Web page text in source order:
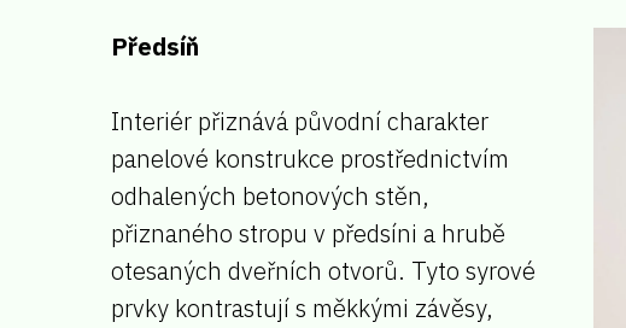
Předsíň
Interiér přiznává původní charakter
panelové konstrukce prostřednictvím
odhalených betonových stěn,
přiznaného stropu v předsíni a hrubě
otesaných dveřních otvorů. Tyto syrové
prvky kontrastují s měkkými závěsy,